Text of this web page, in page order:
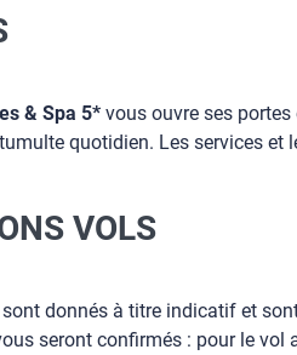
& Spa 5* vous ouvre ses
quotidien. Les services
VOLS
donnés à titre indicatif et
seront confirmés : pour le